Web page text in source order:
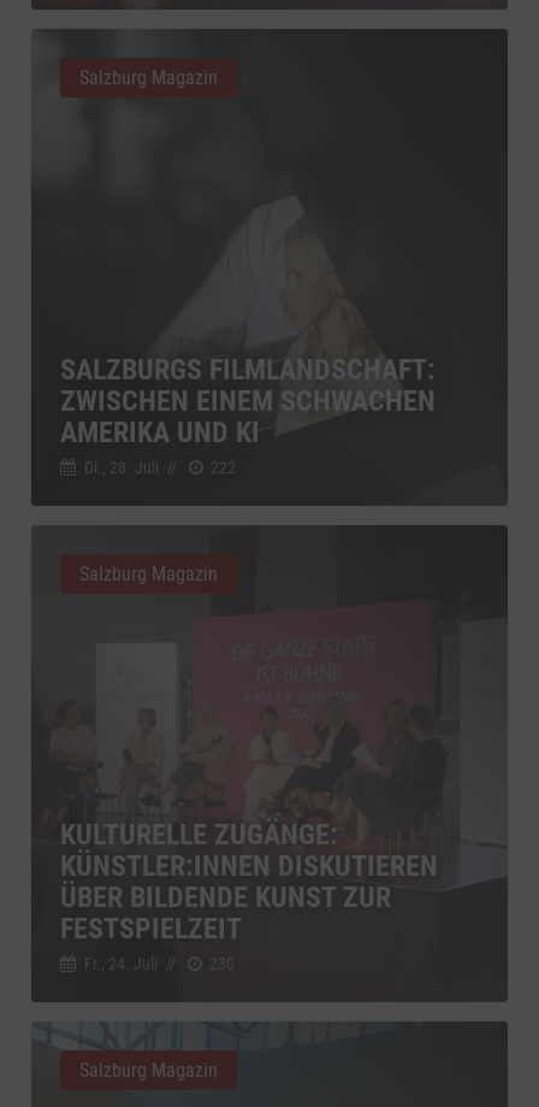
SALZBURGS FILMLANDSCHAFT:
ZWISCHEN EINEM SCHWACHEN
AMERIKA UND KI
Di., 28. Juli // 222
Salzburg Magazin
KULTURELLE ZUGÄNGE:
KÜNSTLER:INNEN DISKUTIEREN
ÜBER BILDENDE KUNST ZUR
FESTSPIELZEIT
Fr., 24. Juli // 230
Salzburg Magazin
Salzburg Magazin